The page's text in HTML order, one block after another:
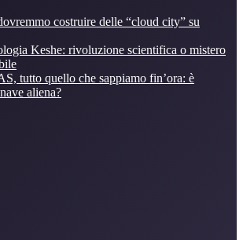
costruire delle “cloud city” su
Keshe: rivoluzione scientifica o mistero
tutto quello che sappiamo fin’ora: è
aliena?